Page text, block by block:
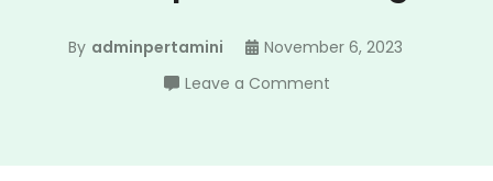
By adminpertamini
November 6, 2023
Leave a Commenton
Digital